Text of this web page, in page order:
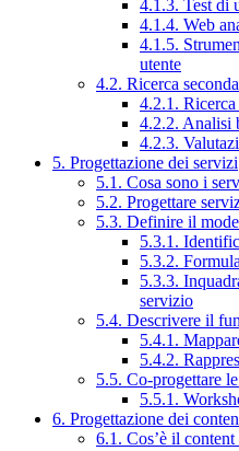
4.1.3. Test di
4.1.4. Web
4.1.5.
utente
4.2. Ricerca
4.2.1.
4.2.2. Analisi
4.2.3.
5. Progettazione dei servizi
5.1. Cosa sono i
5.2. Progettare
5.3. Definire il
5.3.1.
5.3.2.
5.3.3.
servizio
5.4. Descrivere il
5.4.1.
5.4.2.
5.5. Co-progettare
5.5.1.
6. Progettazione dei
6.1. Cos’è il content